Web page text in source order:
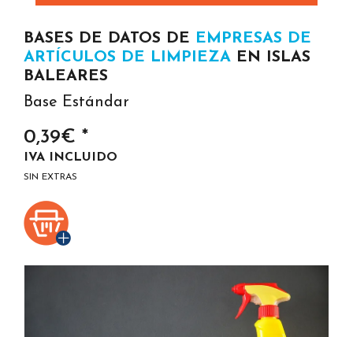
BASES DE DATOS DE EMPRESAS DE
ARTÍCULOS DE LIMPIEZA EN ISLAS
BALEARES
Base Estándar
0,39€ *
IVA INCLUIDO
SIN EXTRAS